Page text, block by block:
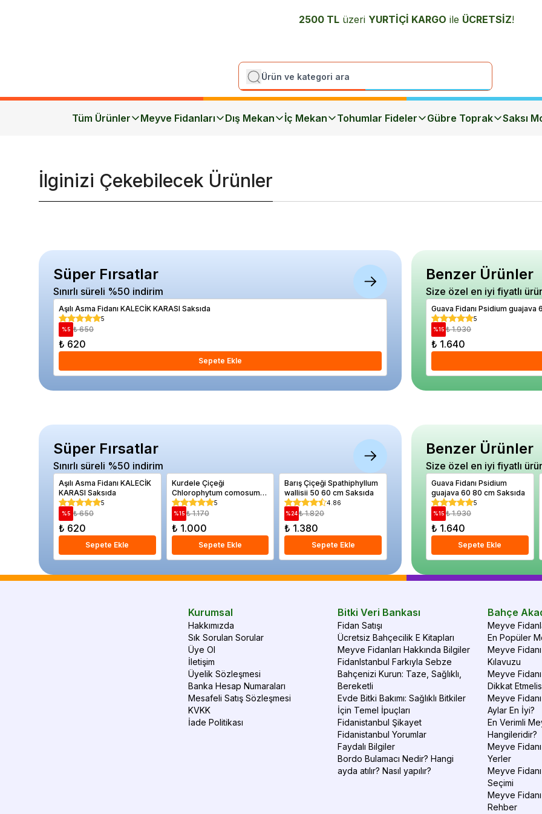
2500 TL üzeri YURTİÇİ KARGO ile ÜCRETSİZ!
Tüm Ürünler Meyve Fidanları Dış Mekan İç Mekan Tohumlar Fideler Gübre Toprak Saksı
İlginizi Çekebilecek Ürünler
Süper Fırsatlar
Sınırlı süreli %50 indirim
Aşılı Asma Fidanı KALECİK KARASI Saksıda
5
% 5 ₺ 650
₺ 620
Sepete Ekle
Kurdele Çiçeği Chlorophytum comosum
5
Benzer Ürünler
Size özel en iyi fiyatlı
Guava Fidanı Psidium guajava
5
%15 ₺ 1.930
₺ 1.640
Süper Fırsatlar
Sınırlı süreli %50 indirim
Aşılı Asma Fidanı KALECİK
KARASI Saksıda
5
% 5 ₺ 650
₺ 620
Sepete Ekle
Kurdele Çiçeği
Chlorophytum comosum
Askılı Saksıda
5
%15 ₺ 1.170
₺ 1.000
Sepete Ekle
Barış Çiçeği Spathiphyllum
wallisii 50 60 cm Saksıda
4.86
%24 ₺ 1.820
₺ 1.380
Sepete Ekle
Doğal Dekoratif Taş
Tumbled Basalt 4 6 cm
5
Sepete Ekle
Elma
Açık
₺
Benzer Ürünler
Size özel en iyi fiyatlı
Guava Fidanı Psidium
guajava 60 80 cm Saksıda
5
%15 ₺ 1.930
₺ 1.640
Sepete Ekle
Kurumsal
Hakkımızda
Sık Sorulan Sorular
Üye Ol
İletişim
Üyelik Sözleşmesi
Banka Hesap Numaraları
Mesafeli Satış Sözleşmesi
KVKK
İade Politikası
Bitki Veri Bankası
Fidan Satışı
Ücretsiz Bahçecilik E Kitapları
Meyve Fidanları Hakkında Bilgiler
FidanIstanbul Farkıyla Sebze
Bahçenizi Kurun: Taze, Sağlıklı,
Bereketli
Evde Bitki Bakımı: Sağlıklı Bitkiler
İçin Temel İpuçları
Fidanistanbul Şikayet
Fidanistanbul Yorumlar
Faydalı Bilgiler
Bordo Bulamacı Nedir? Hangi
ayda atılır? Nasıl yapılır?
Bahçe
Meyve
En Popüler
Meyve
Kılavuzu
Meyve
Dikkat
Meyve
Aylar En İyi?
En Verimli
Hangileridir?
Meyve
Yerler
Meyve
Seçimi
Meyve Fidanı
Rehber